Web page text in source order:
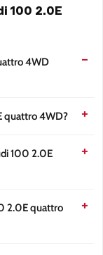
100 2.0E
4WD
4WD?
100 2.0E
2.0E quattro